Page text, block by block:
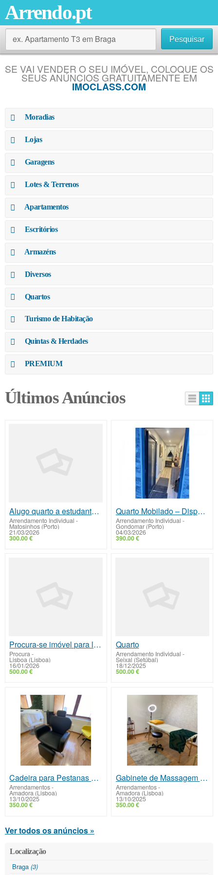
Arrendo.pt
ex. Apartamento T3 em Braga Pesquisar
SE VAI VENDER O SEU IMÓVEL, COLOQUE OS
SEUS ANÚNCIOS GRATUITAMENTE EM
IMOCLASS.COM
Moradias
Lojas
Garagens
Lotes & Terrenos
Apartamentos
Escritórios
Armazéns
Diversos
Quartos
Turismo de Habitação
Quintas & Herdades
PREMIUM
Últimos Anúncios
Alugo quarto a estudante gênero feminino
Arrendamento Individual -
Matosinhos (Porto)
21/03/2026
300.00 €
Quarto Mobilado – Disponibilidade Imediata
Arrendamento Individual -
Gondomar (Porto)
04/03/2026
390.00 €
Procura-se imóvel para laboratório particular
Procura-
Lisboa (Lisboa)
16/01/2026
500.00 €
Quarto
Arrendamento Individual -
Seixal (Setúbal)
18/12/2025
500.00 €
Cadeira para Pestanas e Micropigmentação - Arrendamento na Amadora
Arrendamentos-
Amadora (Lisboa)
13/10/2025
350.00 €
Gabinete de Massagem Profissional - Arrendamento na Amadora
Arrendamentos-
Amadora (Lisboa)
13/10/2025
350.00 €
Ver todos os anúncios »
Localização
Braga (3)